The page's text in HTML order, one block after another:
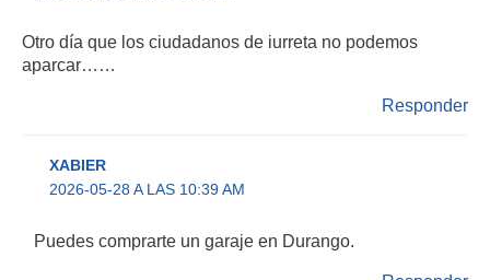
Otro día que los ciudadanos de iurreta no podemos
aparcar……
Responder
XABIER
2026-05-28 A LAS 10:39 AM
Puedes comprarte un garaje en Durango.